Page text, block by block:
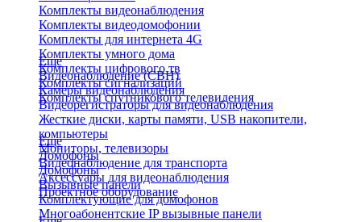
Комплекты видеонаблюдения
Комплекты видеодомофонии
Комплекты для интернета 4G
Комплекты умного дома
Комплекты цифрового тв
Комплекты сигнализаций
Комплекты спутникового телевидения
Еще
Видеонаблюдение (СВН)
Камеры видеонаблюдения
Видеорегистраторы для видеонаблюдения
Жесткие диски, карты памяти, USB накопители,
компьютеры
Мониторы, телевизоры
Видеонаблюдение для транспорта
Аксессуары для видеонаблюдения
Проектное оборудование
Еще
Домофоны
Домофоны
Вызывные панели
Комплектующие для домофонов
Многоабонентские IP вызывные панели